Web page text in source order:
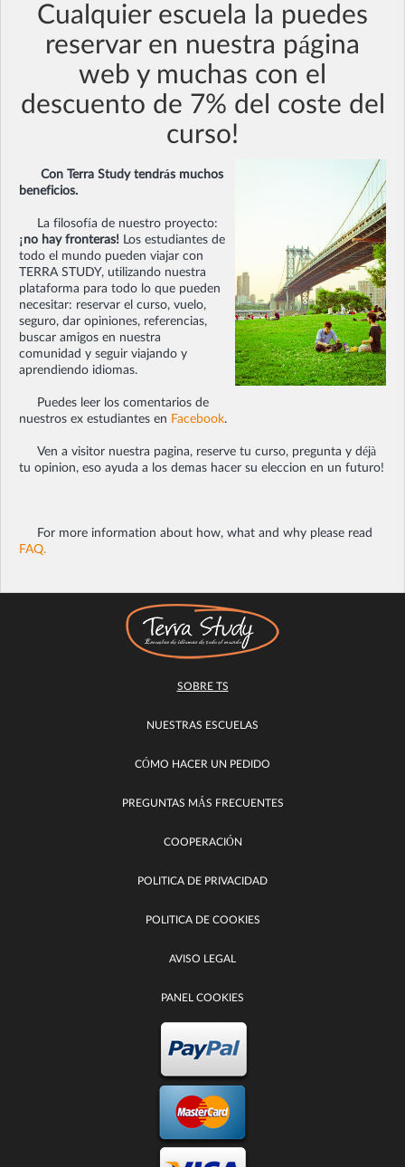
Cualquier escuela la puedes
reservar en nuestra página
web y muchas con el
descuento de 7% del coste del
curso!
Con Terra Study tendrás muchos
beneficios.
La filosofía de nuestro proyecto:
¡no hay fronteras! Los estudiantes de
todo el mundo pueden viajar con
TERRA STUDY, utilizando nuestra
plataforma para todo lo que pueden
necesitar: reservar el curso, vuelo,
seguro, dar opiniones, referencias,
buscar amigos en nuestra
comunidad y seguir viajando y
aprendiendo idiomas.
Puedes leer los comentarios de
nuestros ex estudiantes en Facebook.
Ven a visitor nuestra pagina, reserve tu curso, pregunta y déjà
tu opinion, eso ayuda a los demas hacer su eleccion en un futuro!
For more information about how, what and why please read
FAQ.
SOBRE TS
NUESTRAS ESCUELAS
CÓMO HACER UN PEDIDO
PREGUNTAS MÁS FRECUENTES
COOPERACIÓN
POLITICA DE PRIVACIDAD
POLITICA DE COOKIES
AVISO LEGAL
PANEL COOKIES